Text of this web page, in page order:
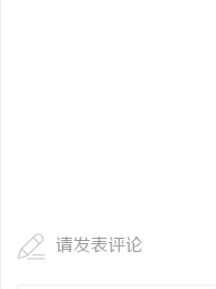
请发表评论